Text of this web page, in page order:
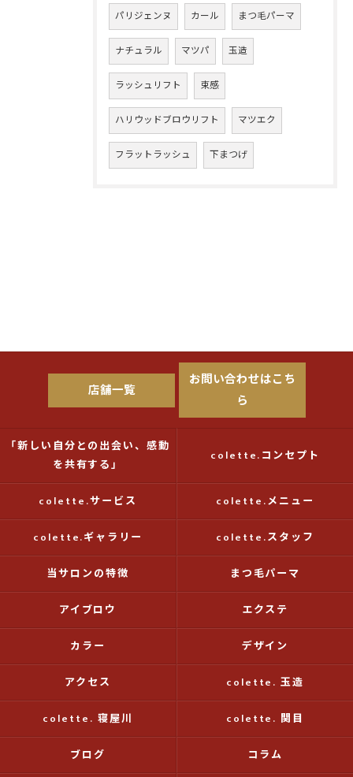
パリジェンヌ カール まつ毛パーマ
ナチュラル マツパ 玉造
ラッシュリフト 束感
ハリウッドブロウリフト マツエク
フラットラッシュ 下まつげ
店舗一覧
お問い合わせはこち
ら
「新しい自分との出会い、感動
を共有する」
colette.コンセプト
colette.サービス colette.メニュー
colette.ギャラリー colette.スタッフ
当サロンの特徴 まつ毛パーマ
アイブロウ エクステ
カラー デザイン
アクセス colette. 玉造
colette. 寝屋川 colette. 関目
ブログ コラム